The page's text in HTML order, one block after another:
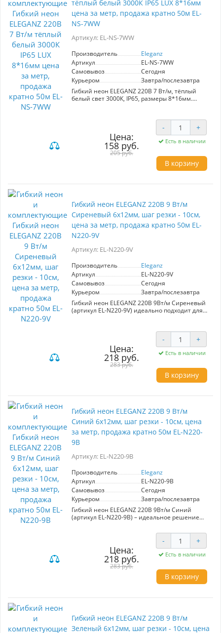
тёплый белый 3000К IP65 LUX 8*16мм
цена за метр, продажа кратно 50м EL-
NS-7WW
Артикул: EL-NS-7WW
Производитель
Eleganz
Артикул
EL-NS-7WW
Самовывоз
Сегодня
Курьером
Завтра/послезавтра
Гибкий неон ELEGANZ 220В 7 Вт/м, тёплый
белый свет 3000К, IP65, размеры 8*16мм.
Обеспечивает защиту от влаги и пыли,
подходит для влажных помещений. Легкий
монтаж на клеевую основу, электромонтаж с
помощью пайки или коннекторов. Продается
метрами, минимальный объем заказа - 50
Цена:
158 руб.
205 руб.
- +
Есть в наличии
В корзину
Гибкий неон ELEGANZ 220В 9 Вт/м
Сиреневый 6x12мм, шаг резки - 10см,
цена за метр, продажа кратно 50м EL-
N220-9V
Артикул: EL-N220-9V
Производитель
Eleganz
Артикул
EL-N220-9V
Самовывоз
Сегодня
Курьером
Завтра/послезавтра
Гибкий неон ELEGANZ 220В 9Вт/м Сиреневый
(артикул EL-N220-9V) идеально подходит для
резки 10 см и легким монтажом на клеевой
основе, он позволяет реализовать любые
дизайнерские идеи. Лента обладает высокой
степенью защиты IP65, что обеспечивает ее
надежность в условиях повышенной
влажности и запыленности. Простота
электромонтажа, возможность подключения
через коннекторы и клеммные колодки делают
вывесок. Продается кратно 50 м.
Цена:
218 руб.
283 руб.
- +
Есть в наличии
В корзину
Гибкий неон ELEGANZ 220В 9 Вт/м
Синий 6x12мм, шаг резки - 10см, цена
за метр, продажа кратно 50м EL-N220-
9B
Артикул: EL-N220-9B
Производитель
Eleganz
Артикул
EL-N220-9B
Самовывоз
Сегодня
Курьером
Завтра/послезавтра
Гибкий неон ELEGANZ 220В 9Вт/м Синий
(артикул EL-N220-9B) – идеальное решение
интерьере и экстерьере. С шагом резки 10 см,
он легко адаптируется под любые
дизайнерские проекты, включая освещение
потолков, ниш и витрин. Обеспечивает
влагозащиту (IP65), что делает его
подходящим для ванных комнат, кухонь и
электромонтажа (пайка или коннекторы)
Мощность 9 Вт/м и напряжение 220V
гарантируют яркость и долговечность.
Продается кратно 50 м. Элегантный синий
Цена:
218 руб.
283 руб.
- +
Есть в наличии
В корзину
Гибкий неон ELEGANZ 220В 9 Вт/м
Зеленый 6x12мм, шаг резки - 10см, цена